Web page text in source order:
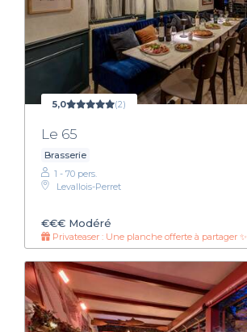
5,0 (2)
Le 65
Brasserie
1 - 70 pers.
Levallois-Perret
€€€ Modéré
Privateaser : Une planche offerte à partager ✨